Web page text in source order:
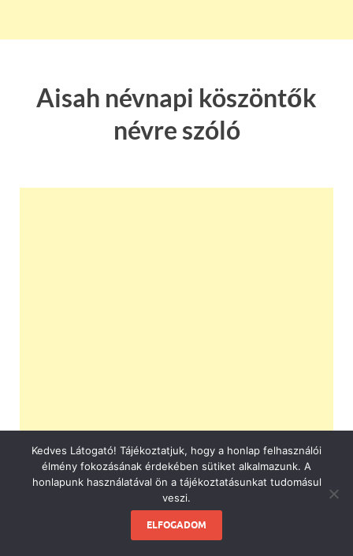
Aisah névnapi köszöntők
névre szóló
Kedves Látogató! Tájékoztatjuk, hogy a honlap felhasználói
élmény fokozásának érdekében sütiket alkalmazunk. A
honlapunk használatával ön a tájékoztatásunkat tudomásul
veszi.
ELFOGADOM